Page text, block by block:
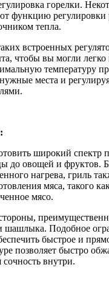
горелки.
функцию регулировки
тепла.
встроенных
чтобы вы могли легко
температуру
места и
широкий спектр
до овощей и фруктов.
нагрева, гриль
мяса, такого
мясо.
шашлыка. Подобное
быстрое и
позволяет быстро
внутри.